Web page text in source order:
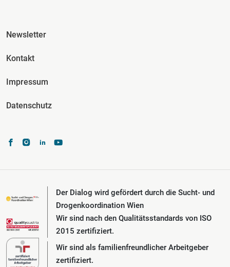
Fusszeile Spalte 3
Newsletter
Kontakt
Impressum
Datenschutz
Der Dialog wird gefördert durch die Sucht- und
Drogenkoordination Wien
Wir sind nach den Qualitätsstandards von ISO
2015 zertifiziert.
Wir sind als familienfreundlicher Arbeitgeber
zertifiziert.